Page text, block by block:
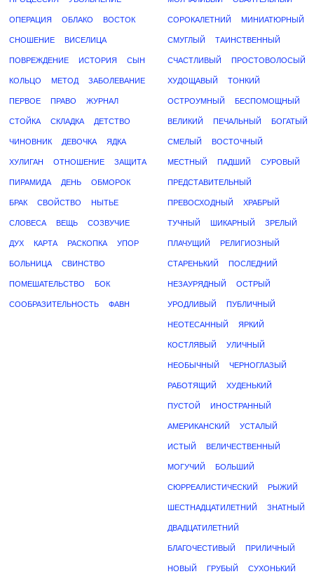
ОПЕРАЦИЯ ОБЛАКО ВОСТОК
СНОШЕНИЕ ВИСЕЛИЦА
ПОВРЕЖДЕНИЕ ИСТОРИЯ СЫН
КОЛЬЦО МЕТОД ЗАБОЛЕВАНИЕ
ПЕРВОЕ ПРАВО ЖУРНАЛ
СТОЙКА СКЛАДКА ДЕТСТВО
ЧИНОВНИК ДЕВОЧКА ЯДКА
ХУЛИГАН ОТНОШЕНИЕ ЗАЩИТА
ПИРАМИДА ДЕНЬ ОБМОРОК
БРАК СВОЙСТВО НЫТЬЕ
СЛОВЕСА ВЕЩЬ СОЗВУЧИЕ
ДУХ КАРТА РАСКОПКА УПОР
БОЛЬНИЦА СВИНСТВО
ПОМЕШАТЕЛЬСТВО БОК
СООБРАЗИТЕЛЬНОСТЬ ФАВН
СОРОКАЛЕТНИЙ МИНИАТЮРНЫЙ
СМУГЛЫЙ ТАИНСТВЕННЫЙ
СЧАСТЛИВЫЙ ПРОСТОВОЛОСЫЙ
ХУДОЩАВЫЙ ТОНКИЙ
ОСТРОУМНЫЙ БЕСПОМОЩНЫЙ
ВЕЛИКИЙ ПЕЧАЛЬНЫЙ БОГАТЫЙ
СМЕЛЫЙ ВОСТОЧНЫЙ
МЕСТНЫЙ ПАДШИЙ СУРОВЫЙ
ПРЕДСТАВИТЕЛЬНЫЙ
ПРЕВОСХОДНЫЙ ХРАБРЫЙ
ТУЧНЫЙ ШИКАРНЫЙ ЗРЕЛЫЙ
ПЛАЧУЩИЙ РЕЛИГИОЗНЫЙ
СТАРЕНЬКИЙ ПОСЛЕДНИЙ
НЕЗАУРЯДНЫЙ ОСТРЫЙ
УРОДЛИВЫЙ ПУБЛИЧНЫЙ
НЕОТЕСАННЫЙ ЯРКИЙ
КОСТЛЯВЫЙ УЛИЧНЫЙ
НЕОБЫЧНЫЙ ЧЕРНОГЛАЗЫЙ
РАБОТЯЩИЙ ХУДЕНЬКИЙ
ПУСТОЙ ИНОСТРАННЫЙ
АМЕРИКАНСКИЙ УСТАЛЫЙ
ИСТЫЙ ВЕЛИЧЕСТВЕННЫЙ
МОГУЧИЙ БОЛЬШИЙ
СЮРРЕАЛИСТИЧЕСКИЙ РЫЖИЙ
ШЕСТНАДЦАТИЛЕТНИЙ ЗНАТНЫЙ
ДВАДЦАТИЛЕТНИЙ
БЛАГОЧЕСТИВЫЙ ПРИЛИЧНЫЙ
НОВЫЙ ГРУБЫЙ СУХОНЬКИЙ